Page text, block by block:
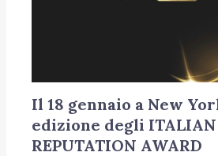
Il 18 gennaio a New
edizione degli ITALIAN
REPUTATION AWARD